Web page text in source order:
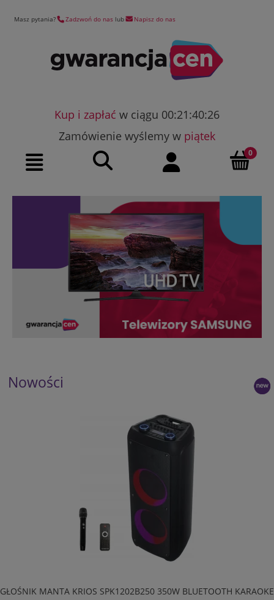
Masz pytania? Zadzwoń do nas lub Napisz do nas
Kup i zapłać w ciągu 00:21:40:25
Zamówienie wyślemy w piątek
Nowości
GŁOŚNIK MANTA KRIOS SPK1202B250 350W BLUETOOTH KARAOKE